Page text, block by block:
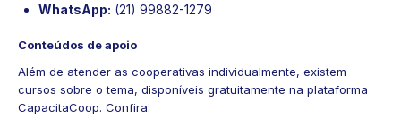
WhatsApp: (21) 99882-1279
Conteúdos de apoio
Além de atender as cooperativas individualmente, existem
cursos sobre o tema, disponíveis gratuitamente na plataforma
CapacitaCoop. Confira: